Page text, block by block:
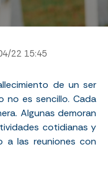
22 15:45
de un ser
no es sencillo. Cada
Algunas demoran
cotidianas y
a las reuniones con